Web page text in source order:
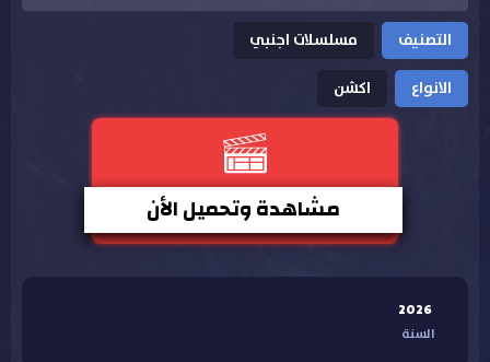
التصنيف
مسلسلات اجنبي
الانواع
اكشن
مشاهدة وتحميل الأن
2026
السنة